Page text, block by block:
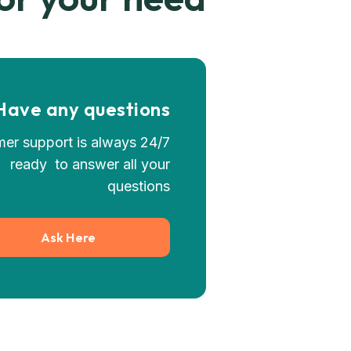
any questions?
support is always
ready to answer all your
questions
Ask Here